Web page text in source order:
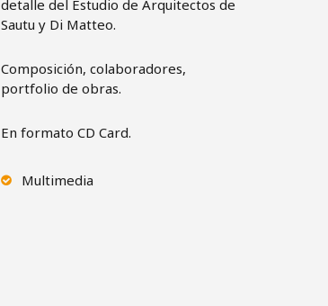
detalle del Estudio de Arquitectos de
Sautu y Di Matteo.
Composición, colaboradores,
portfolio de obras.
En formato CD Card.
Multimedia